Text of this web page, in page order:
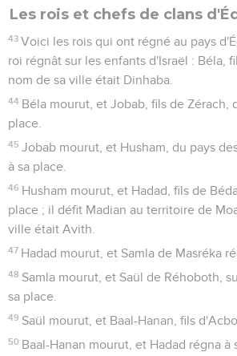
Les rois et chefs de clans
43 Voici les rois qui ont régné au pays
roi régnât sur les enfants d'Israël : Béla,
nom de sa ville était Dinhaba.
44 Béla mourut, et Jobab, fils de Zérach,
place.
45 Jobab mourut, et Husham, du pays
à sa place.
46 Husham mourut, et Hadad, fils de
place ; il défit Madian au territoire de
ville était Avith.
47 Hadad mourut, et Samla de Masréka
48 Samla mourut, et Saül de Réhoboth,
sa place.
49 Saül mourut, et Baal-Hanan, fils
50 Baal-Hanan mourut, et Hadad régna à